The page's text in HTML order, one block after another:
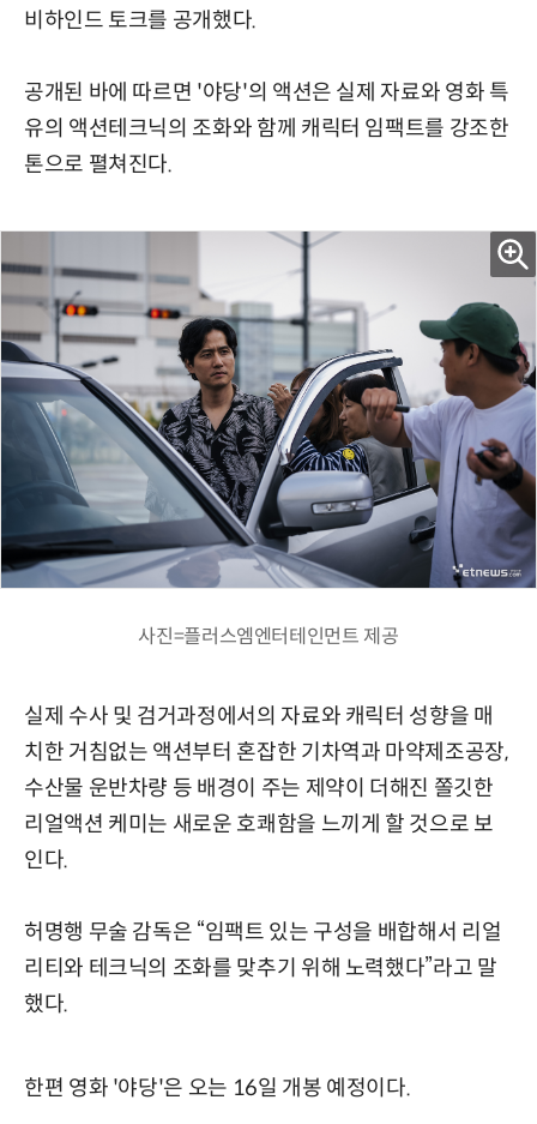
비하인드 토크를 공개했다.
공개된 바에 따르면 '야당'의 액션은 실제 자료와 영화 특
유의 액션테크닉의 조화와 함께 캐릭터 임팩트를 강조한
톤으로 펼쳐진다.
사진=플러스엠엔터테인먼트 제공
실제 수사 및 검거과정에서의 자료와 캐릭터 성향을 매
치한 거침없는 액션부터 혼잡한 기차역과 마약제조공장,
수산물 운반차량 등 배경이 주는 제약이 더해진 쫄깃한
리얼액션 케미는 새로운 호쾌함을 느끼게 할 것으로 보
인다.
허명행 무술 감독은 “임팩트 있는 구성을 배합해서 리얼
리티와 테크닉의 조화를 맞추기 위해 노력했다”라고 말
했다.
한편 영화 '야당'은 오는 16일 개봉 예정이다.